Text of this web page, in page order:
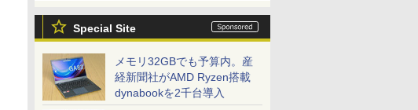
Special Site
メモリ32GBでも予算内。産
経新聞社がAMD Ryzen搭載
dynabookを2千台導入